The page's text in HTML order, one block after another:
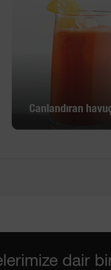
Canlandıran
dair